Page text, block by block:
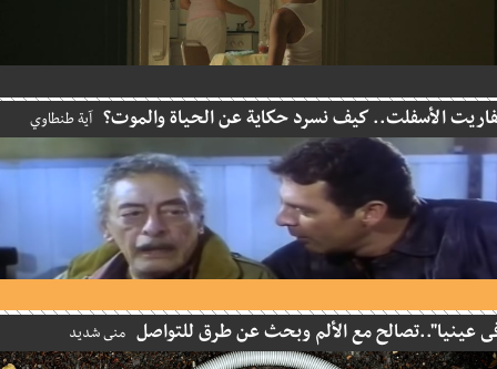
الأسفلت.. كيف نسرد حكاية عن الحياة والموت؟ آية طنطاوي
مع الألم وبحث عن طرق للتواصل منى شديد